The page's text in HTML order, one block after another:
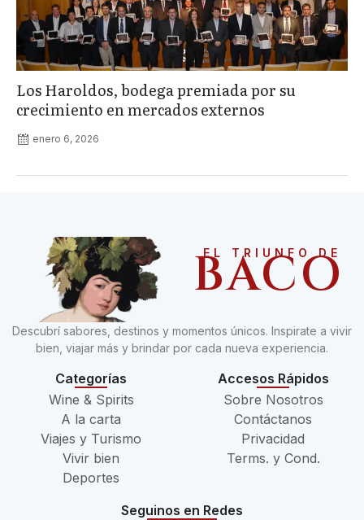
Los Haroldos, bodega premiada por su
crecimiento en mercados externos
enero 6, 2026
EL TRIUNFO DE
BACO
Descubrí sabores, destinos y momentos únicos. Inspirate a vivir
bien, viajar más y brindar por cada nueva experiencia.
Categorías
Wine & Spirits
A la carta
Viajes y Turismo
Vivir bien
Deportes
Accesos Rápidos
Sobre Nosotros
Contáctanos
Privacidad
Terms. y Cond.
Seguinos en Redes